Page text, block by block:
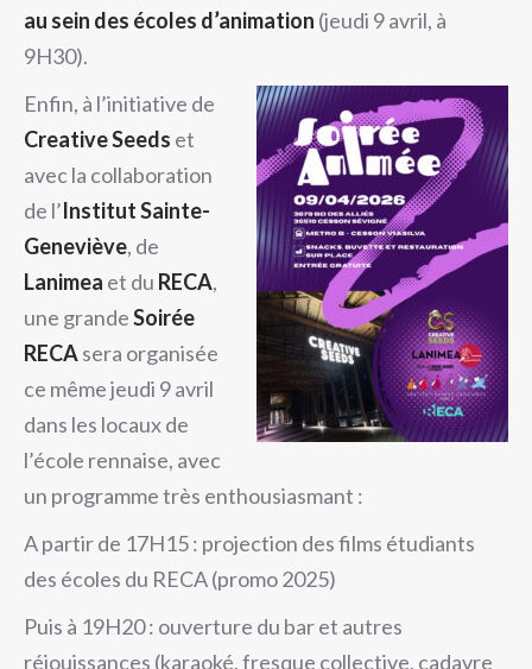
au sein des écoles d’animation (jeudi 9 avril, à
9H30).
Enfin, à l’initiative de
Creative Seeds et
avec la collaboration
de l’Institut Sainte-
Geneviève, de
Lanimea et du RECA,
une grandeSoirée
RECAsera organisée
ce même jeudi 9 avril
dans les locaux de
l’école rennaise, avec
un programme très enthousiasmant :
A partir de 17H15 : projection des films étudiants
des écoles du RECA (promo 2025)
Puis à 19H20 : ouverture du bar et autres
réjouissances (karaoké, fresque collective, cadavre